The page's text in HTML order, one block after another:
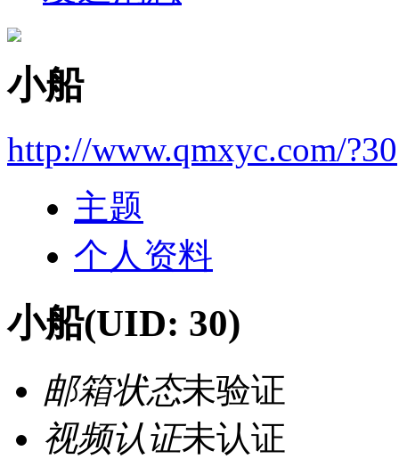
小船
http://www.qmxyc.com/?30
主题
个人资料
小船(UID: 30)
邮箱状态未验证
视频认证未认证